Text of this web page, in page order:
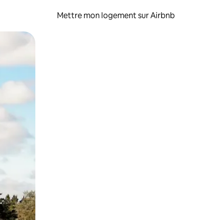
Mettre mon logement sur Airbnb
glisser.